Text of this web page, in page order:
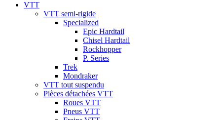
VTT
VTT semi-rigide
Specialized
Epic Hardtail
Chisel Hardtail
Rockhopper
P. Series
Trek
Mondraker
VTT tout suspendu
Pièces détachées VTT
Roues VTT
Pneus VTT